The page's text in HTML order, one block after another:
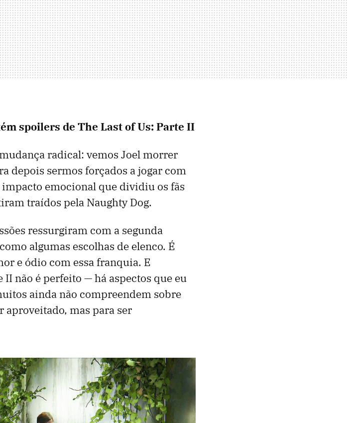
spoilers de The Last of Us: Parte II
radical: vemos Joel morrer
depois sermos forçados a jogar com
impacto emocional que dividiu os fãs
traídos pela Naughty Dog.
ressurgiram com a segunda
algumas escolhas de elenco. É
e ódio com essa franquia. E
II não é perfeito — há aspectos que eu
ainda não compreendem sobre
aproveitado, mas para ser